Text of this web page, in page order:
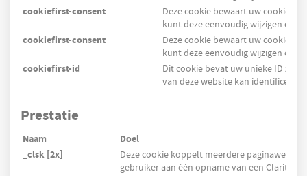
cookiefirst-consent
Deze cookie bewaart uw cookie-
kunt deze eenvoudig wijzigen of
cookiefirst-consent
Deze cookie bewaart uw cookie-
kunt deze eenvoudig wijzigen of
cookiefirst-id
Dit cookie bevat uw unieke ID
van deze website kan identificeren.
Prestatie
Naam
Doel
_clsk [2x]
Deze cookie koppelt meerdere
gebruiker aan één opname van een Clarity-